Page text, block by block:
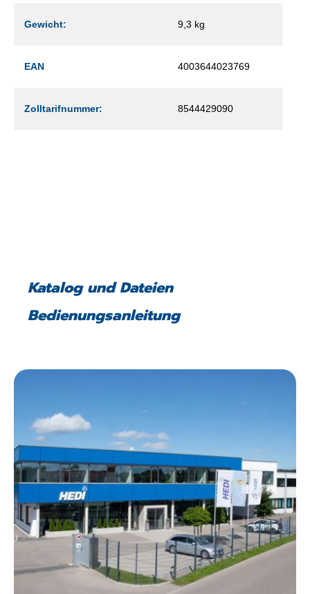
Gewicht: 9,3 kg
EAN 4003644023769
Zolltarifnummer: 8544429090
Katalog und Dateien
Bedienungsanleitung